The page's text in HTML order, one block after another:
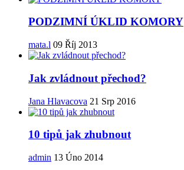
PODZIMNÍ ÚKLID KOMORY
mata.l 09 Říj 2013
Jak zvládnout přechod?
Jana Hlavacova 21 Srp 2016
10 tipů jak zhubnout
admin 13 Úno 2014